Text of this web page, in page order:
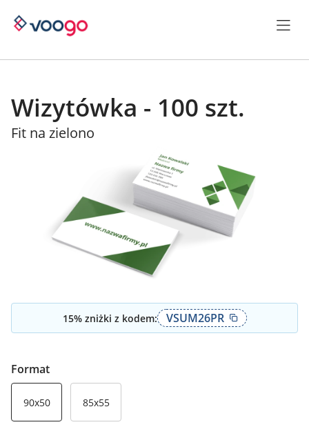
Wizytówka - 100 szt.
Fit na zielono
15% zniżki z kodem: VSUM26PR
Format
90x50 85x55